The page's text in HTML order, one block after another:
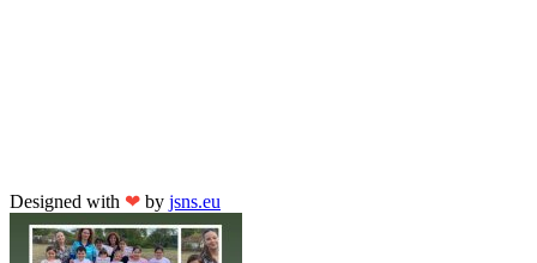
Designed with ❤ by jsns.eu